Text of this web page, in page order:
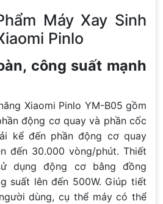
Máy Xay Sinh
Pinlo
công suất mạnh
Xiaomi Pinlo YM-B05 gồm
động cơ quay và phần cốc
kể đến phần động cơ quay
đến 30.000 vòng/phút. Thiết
dụng động cơ bằng đồng
suất lên đến 500W. Giúp tiết
dùng, cụ thể máy có thể